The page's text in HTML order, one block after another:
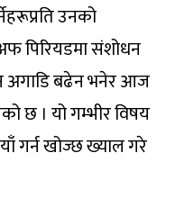
उनको
पिरियडमा संशोधन
अगाडि बढेन भनेर आज
छ । यो गम्भीर विषय
गर्न खोज्छ ख्याल गरे